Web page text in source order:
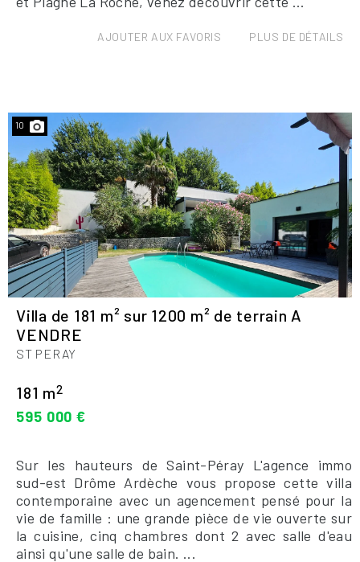
AJOUTER AUX FAVORIS PLUS DE DÉTAILS
10
Villa de 181 m² sur 1200 m² de terrain A
VENDRE
ST PERAY
181 m2
595 000 €
Sur les hauteurs de Saint-Péray L'agence immo
sud-est Drôme Ardèche vous propose cette villa
contemporaine avec un agencement pensé pour la
vie de famille : une grande pièce de vie ouverte sur
la cuisine, cinq chambres dont 2 avec salle d'eau
ainsi qu'une salle de bain. ...